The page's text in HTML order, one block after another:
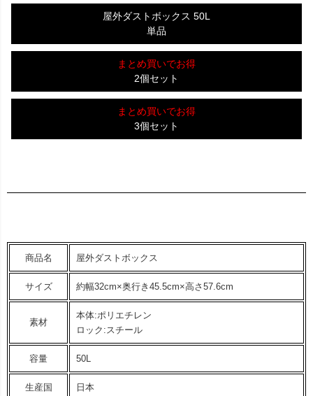
屋外ダストボックス 50L
単品
まとめ買いでお得
2個セット
まとめ買いでお得
3個セット
商品名 屋外ダストボックス
サイズ 約幅32cm×奥行き45.5cm×高さ57.6cm
素材
本体:ポリエチレン
ロック:スチール
容量 50L
生産国 日本